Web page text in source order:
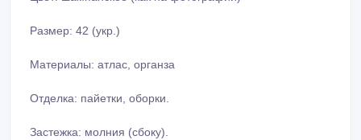
Размер: 42 (укр.)
Материалы: атлас, органза
Отделка: пайетки, оборки.
Застежка: молния (сбоку).